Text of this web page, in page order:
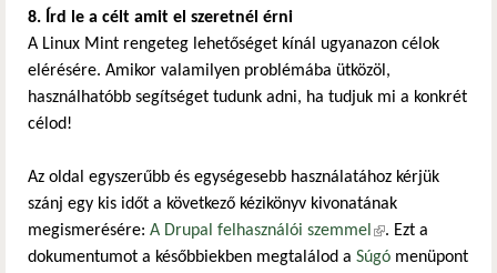
8. Írd le a célt amit el szeretnél érni
A Linux Mint rengeteg lehetőséget kínál ugyanazon célok
elérésére. Amikor valamilyen problémába ütközöl,
használhatóbb segítséget tudunk adni, ha tudjuk mi a konkrét
célod!
Az oldal egyszerűbb és egységesebb használatához kérjük
szánj egy kis időt a következő kézikönyv kivonatának
megismerésére: A Drupal felhasználói szemmel (külső hivatkozás)
. Ezt a
dokumentumot a későbbiekben megtalálod a Súgó menüpont